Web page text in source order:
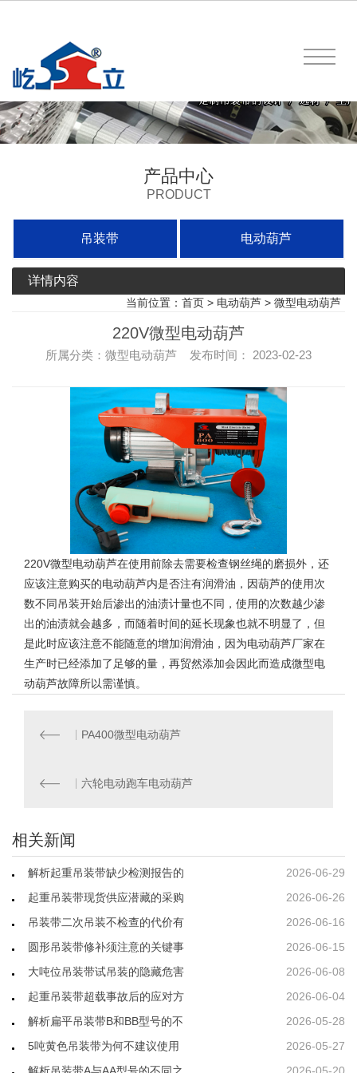
产品中心
PRODUCT
吊装带 电动葫芦
详情内容
当前位置： 首页 > 电动葫芦 > 微型电动葫芦
220V微型电动葫芦
所属分类：微型电动葫芦 发布时间： 2023-02-23
220V微型电动葫芦在使用前除去需要检查钢丝绳的磨损外，还
应该注意购买的电动葫芦内是否注有润滑油，因葫芦的使用次
数不同吊装开始后渗出的油渍计量也不同，使用的次数越少渗
出的油渍就会越多，而随着时间的延长现象也就不明显了，但
是此时应该注意不能随意的增加润滑油，因为电动葫芦厂家在
生产时已经添加了足够的量，再贸然添加会因此而造成微型电
动葫芦故障所以需谨慎。
PA400微型电动葫芦
六轮电动跑车电动葫芦
相关新闻
2026-06-29
解析起重吊装带缺少检测报告的
2026-06-26
起重吊装带现货供应潜藏的采购
2026-06-16
吊装带二次吊装不检查的代价有
2026-06-15
圆形吊装带修补须注意的关键事
2026-06-08
大吨位吊装带试吊装的隐藏危害
2026-06-04
起重吊装带超载事故后的应对方
2026-05-28
解析扁平吊装带B和BB型号的不
2026-05-27
5吨黄色吊装带为何不建议使用
2026-05-20
解析吊装带A与AA型号的不同之